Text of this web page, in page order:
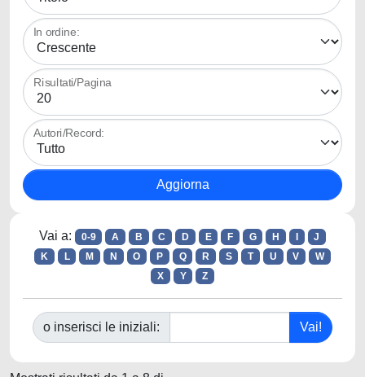
In ordine:
Risultati/Pagina
Autori/Record:
Vai a: 0-9 A B C D E F G H
J
K
L M N O P Q R S T U V
W
X
Y Z
o inserisci le iniziali: